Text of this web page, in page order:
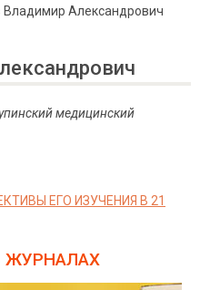
Владимир Александрович
медицинский
ЕГО ИЗУЧЕНИЯ В 21
ЖУРНАЛАХ